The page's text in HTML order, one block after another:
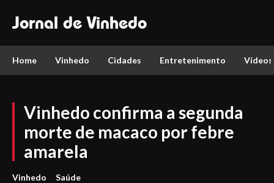
Jornal de Vinhedo
Home Vinhedo Cidades Entretenimento Vídeos
Vinhedo confirma a segunda
morte de macaco por febre
amarela
Vinhedo Saúde